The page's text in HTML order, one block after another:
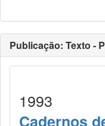
Publicação: Texto -
1993
Cadernos